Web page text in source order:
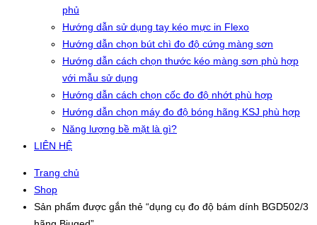
phủ
Hướng dẫn sử dụng tay kéo mực in Flexo
Hướng dẫn chọn bút chì đo độ cứng màng sơn
Hướng dẫn cách chọn thước kéo màng sơn phù hợp
với mẫu sử dụng
Hướng dẫn cách chọn cốc đo độ nhớt phù hợp
Hướng dẫn chọn máy đo độ bóng hãng KSJ phù hợp
Năng lượng bề mặt là gì?
LIÊN HỆ
Trang chủ
Shop
Sản phẩm được gắn thẻ “dụng cụ đo độ bám dính BGD502/3